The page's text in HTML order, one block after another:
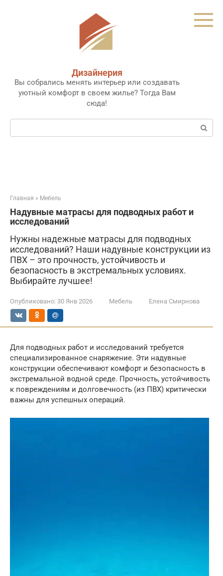
Дизайнерия
Вы собрались менять интерьер или создавать
уютный комфорт в своем жилье? Тогда Вам
сюда!
Поиск:
Главная » Мебель
Надувные матрасы для подводных работ и
исследований
Нужны надежные матрасы для подводных
исследований? Наши надувные конструкции из
ПВХ – это прочность, устойчивость и
безопасность в экстремальных условиях.
Выбирайте лучшее!
Опубликовано: 30 Янв 2026 Мебель Елена Смирнова
Для подводных работ и исследований требуется
специализированное снаряжение. Эти надувные
конструкции обеспечивают комфорт и безопасность в
экстремальной водной среде. Прочность, устойчивость
к повреждениям и долговечность (из ПВХ) критически
важны для успешных операций.